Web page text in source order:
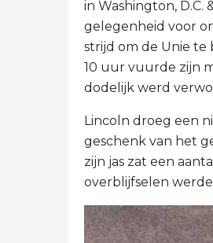
in Washington, D.C.
gelegenheid voor
strijd om de Unie te
10 uur vuurde zijn
dodelijk werd
Lincoln droeg een
geschenk van het
zijn jas zat een
overblijfselen